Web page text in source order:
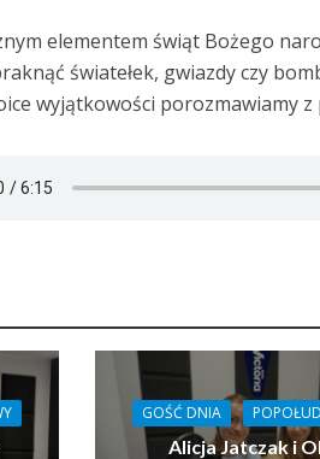
elementem świąt Bożego
światełek, gwiazdy czy
wyjątkowości porozmawiamy
GOŚĆ DNIA
Alicja Jatczak i